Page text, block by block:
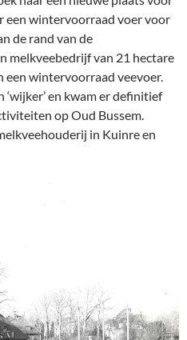
een wintervoorraad voer voor
de rand van de
melkveebedrijf van 21 hectare
wintervoorraad veevoer.
en kwam er definitief
op Oud Bussem.
in Kuinre en